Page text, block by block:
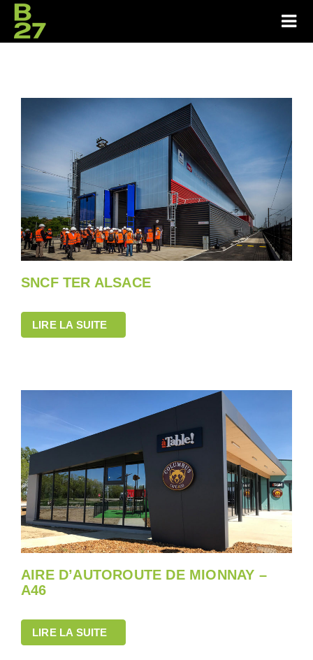
SNCF TER ALSACE
LIRE LA SUITE
AIRE D’AUTOROUTE DE MIONNAY –
A46
LIRE LA SUITE